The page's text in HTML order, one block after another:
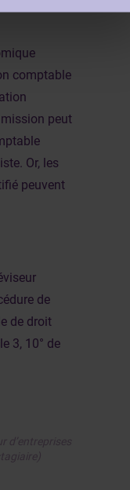
comptable
peut
Or, les
peuvent
de
de droit
3, 10° de
d’entreprises